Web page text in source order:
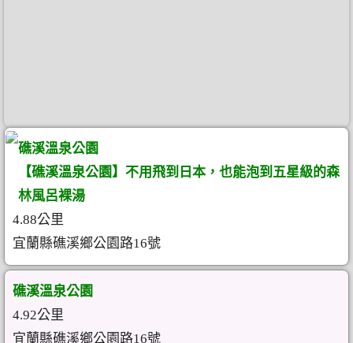
礁溪溫泉公園
【礁溪溫泉公園】不用飛到日本，也能泡到五星級的森
林風呂裸湯
4.88公里
宜蘭縣礁溪鄉公園路16號
礁溪溫泉公園
4.92公里
宜蘭縣礁溪鄉公園路16號